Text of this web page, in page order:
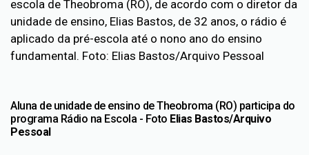
Aluna de unidade de ensino de Theobroma (RO) participa do
programa Rádio na Escola - Foto Elias Bastos/Arquivo
Pessoal